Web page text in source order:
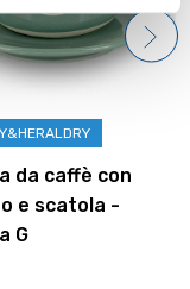
Tazzina da
piattino e